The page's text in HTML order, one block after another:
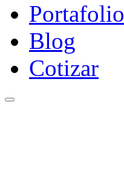
Portafolio
Blog
Cotizar